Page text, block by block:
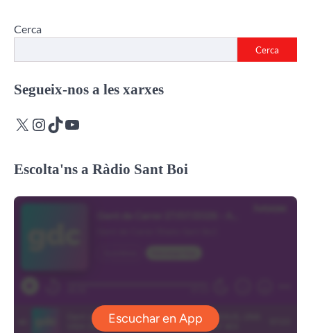
Cerca
Cerca
Segueix-nos a les xarxes
X Instagram
TikTokYouTube
Escolta'ns a Ràdio Sant Boi